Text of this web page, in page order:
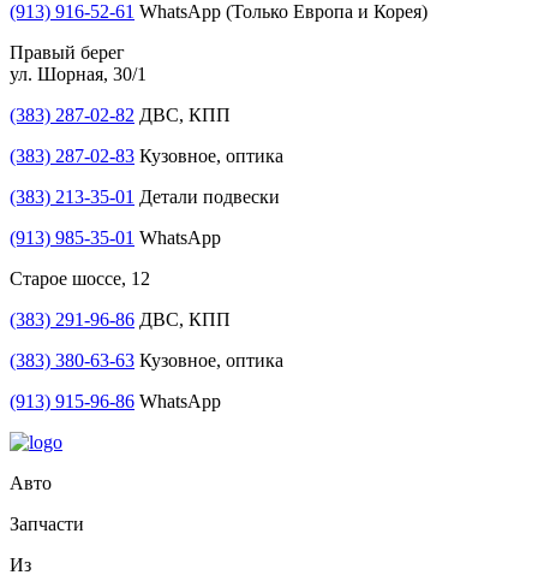
(913) 916-52-61 WhatsApp (Только Европа и Корея)
Правый берег
ул. Шорная, 30/1
(383) 287-02-82 ДВС, КПП
(383) 287-02-83 Кузовное, оптика
(383) 213-35-01 Детали подвески
(913) 985-35-01 WhatsApp
Старое шоссе, 12
(383) 291-96-86 ДВС, КПП
(383) 380-63-63 Кузовное, оптика
(913) 915-96-86 WhatsApp
Авто
Запчасти
Из